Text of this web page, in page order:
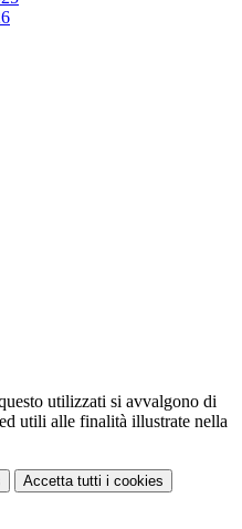
utilizzati si avvalgono di
utili alle finalità illustrate nella
Accetta tutti i cookies